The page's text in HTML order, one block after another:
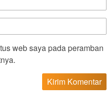
web saya pada peramban